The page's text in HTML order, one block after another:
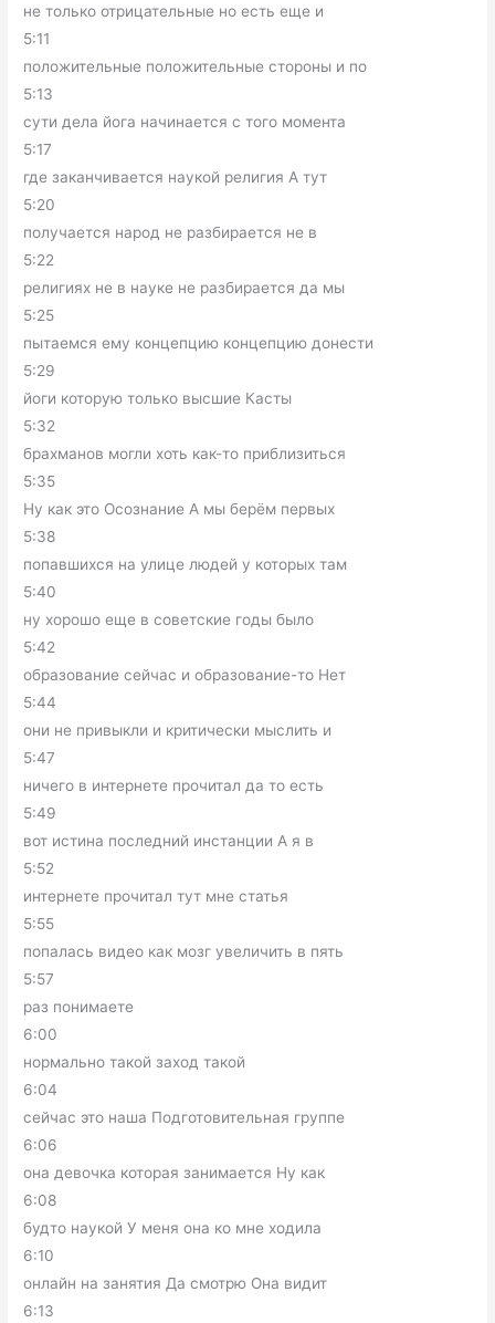
не только отрицательные но есть еще и
5:11
положительные положительные стороны и по
5:13
сути дела йога начинается с того момента
5:17
где заканчивается наукой религия А тут
5:20
получается народ не разбирается не в
5:22
религиях не в науке не разбирается да мы
5:25
пытаемся ему концепцию концепцию донести
5:29
йоги которую только высшие Касты
5:32
брахманов могли хоть как-то приблизиться
5:35
Ну как это Осознание А мы берём первых
5:38
попавшихся на улице людей у которых там
5:40
ну хорошо еще в советские годы было
5:42
образование сейчас и образование-то Нет
5:44
они не привыкли и критически мыслить и
5:47
ничего в интернете прочитал да то есть
5:49
вот истина последний инстанции А я в
5:52
интернете прочитал тут мне статья
5:55
попалась видео как мозг увеличить в пять
5:57
раз понимаете
6:00
нормально такой заход такой
6:04
сейчас это наша Подготовительная группе
6:06
она девочка которая занимается Ну как
6:08
будто наукой У меня она ко мне ходила
6:10
онлайн на занятия Да смотрю Она видит
6:13